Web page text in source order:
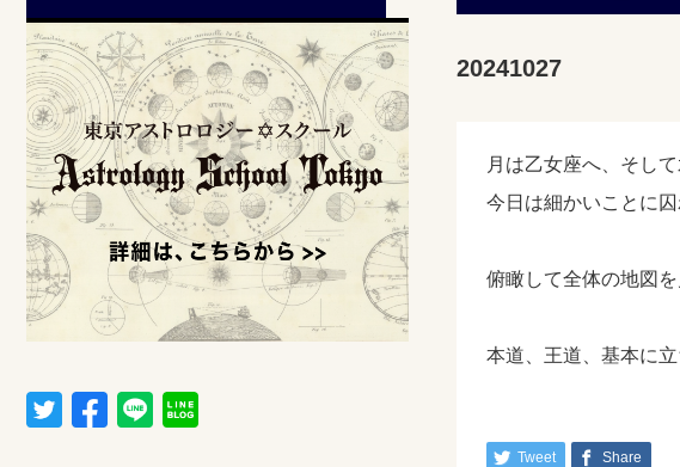
20241027
月は乙女座へ、そし
今日は細かいことに
俯瞰して全体の地図
本道、王道、基本に
Tweet Share